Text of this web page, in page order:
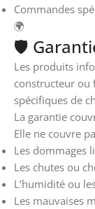
Commandes
🌍
🛡️
Les produits
constructeur ou
spécifiques de
La garantie
Elle ne couvre
Les dommages
Les chutes ou
L’humidité ou
Les mauvaises